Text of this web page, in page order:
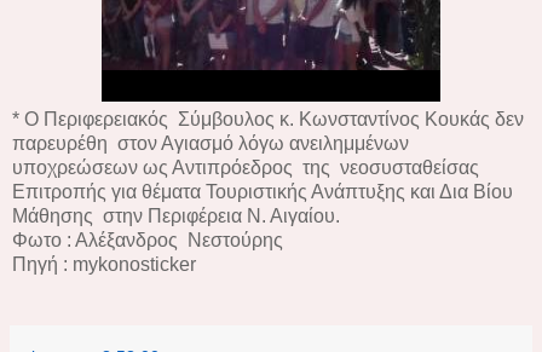
* Ο Περιφερειακός Σύμβουλος κ. Κωνσταντίνος Κουκάς δεν
παρευρέθη στον Αγιασμό λόγω ανειλημμένων
υποχρεώσεων ως Αντιπρόεδρος της νεοσυσταθείσας
Επιτροπής για θέματα Τουριστικής Ανάπτυξης και Δια Βίου
Μάθησης στην Περιφέρεια Ν. Αιγαίου.
Φωτο : Αλέξανδρος Νεστούρης
Πηγή : mykonosticker